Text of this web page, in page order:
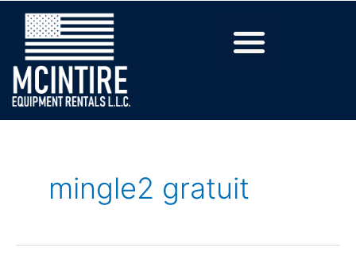
mingle2 gratuit